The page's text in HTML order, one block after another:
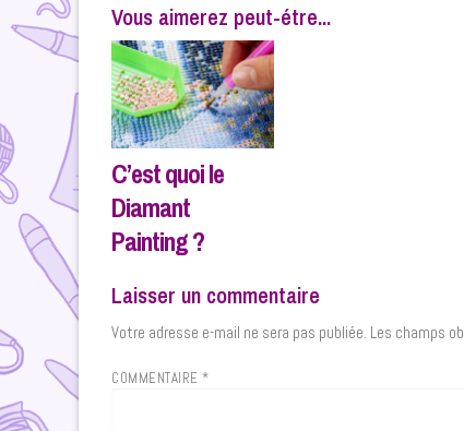
Vous aimerez peut-étre...
C’est quoi le
Diamant
Painting ?
Laisser un commentaire
Votre adresse e-mail ne sera pas publiée. Les champs
COMMENTAIRE *